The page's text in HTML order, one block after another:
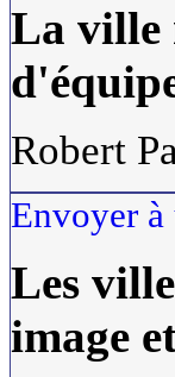
La ville
Robert
Envoyer à
Les
image